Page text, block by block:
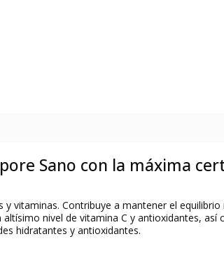
Sano con la máxima
vitaminas. Contribuye a mantener el
nivel de vitamina C y antioxidantes,
hidratantes y antioxidantes.